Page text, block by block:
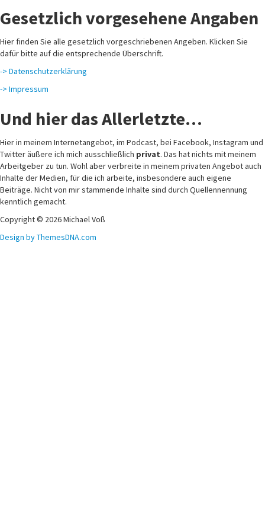
Gesetzlich vorgesehene Angaben
Hier finden Sie alle gesetzlich vorgeschriebenen Angeben. Klicken Sie
dafür bitte auf die entsprechende Überschrift.
-> Datenschutzerklärung
-> Impressum
Und hier das Allerletzte…
Hier in meinem Internetangebot, im Podcast, bei Facebook, Instagram und
Twitter äußere ich mich ausschließlich privat. Das hat nichts mit meinem
Arbeitgeber zu tun. Wohl aber verbreite in meinem privaten Angebot auch
Inhalte der Medien, für die ich arbeite, insbesondere auch eigene
Beiträge. Nicht von mir stammende Inhalte sind durch Quellennennung
kenntlich gemacht.
Copyright © 2026 Michael Voß
Design by ThemesDNA.com